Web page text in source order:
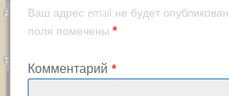
Ваш адрес email не будет опубликован.
поля помечены *
Комментарий *